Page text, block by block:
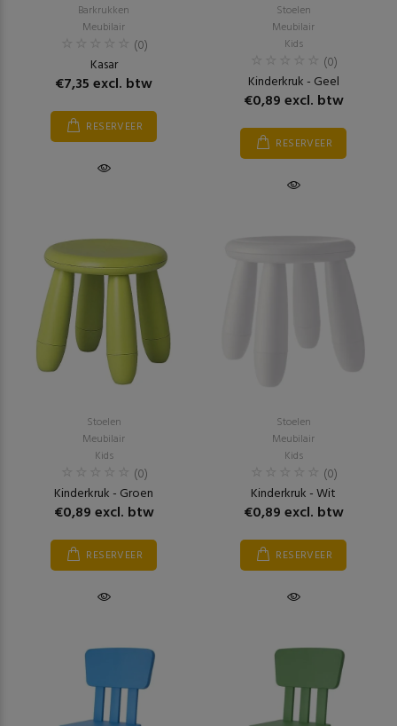
Barkrukken
Meubilair
(0)
Kasar
€7,35 excl. btw
RESERVEER
Stoelen
Meubilair
Kids
(0)
Kinderkruk - Geel
€0,89 excl. btw
RESERVEER
Stoelen
Meubilair
Kids
(0)
Kinderkruk - Groen
€0,89 excl. btw
RESERVEER
Stoelen
Meubilair
Kids
(0)
Kinderkruk - Wit
€0,89 excl. btw
RESERVEER